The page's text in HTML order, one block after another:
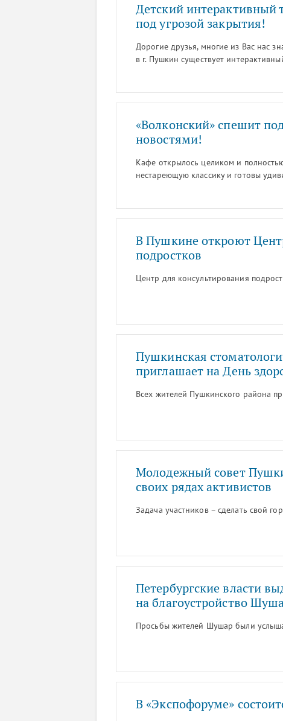
Детский интерактивный
под угрозой закрытия!
Дорогие друзья, многие из Вас нас
в г. Пушкин существует
«Волконский» спешит
новостями!
Кафе открылось целиком и
нестареющую классику и готовы
В Пушкине откроют
подростков
Центр для консультирования
Пушкинская
приглашает на День
Всех жителей Пушкинского района
Молодежный совет
своих рядах активистов
Задача участников – сделать свой
Петербургские власти
на благоустройство
Просьбы жителей Шушар были
В «Экспофоруме»